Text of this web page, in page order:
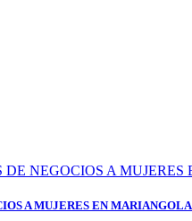
A MUJERES EN MARIANGOLA